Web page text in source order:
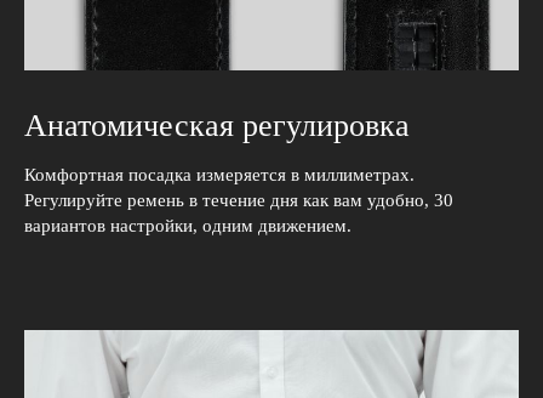
Анатомическая регулировка
Комфортная посадка измеряется в миллиметрах.
Регулируйте ремень в течение дня как вам удобно, 30
вариантов настройки, одним движением.